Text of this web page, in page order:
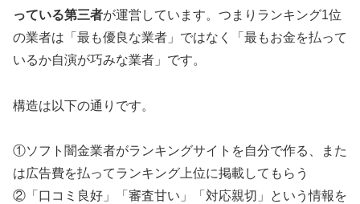
っている第三者が運営しています。つまりランキング1位
の業者は「最も優良な業者」ではなく「最もお金を払って
いるか自演が巧みな業者」です。
構造は以下の通りです。
①ソフト闇金業者がランキングサイトを自分で作る、また
は広告費を払ってランキング上位に掲載してもらう
②「口コミ良好」「審査甘い」「対応親切」という情報を